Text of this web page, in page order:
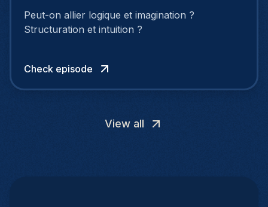
Marie Logé
Peut-on allier logique et imagination ?
Structuration et intuition ?
Check episode
View all